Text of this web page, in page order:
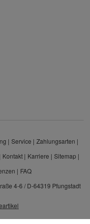
Service
Zahlungsarten
Kontakt Karriere
Sitemap
FAQ
4-6 / D-64319 Pfungstadt